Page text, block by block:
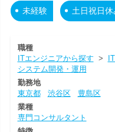
未経験 土日祝日休
職種
ITエンジニアから探す >
システム開発・運用
勤務地
東京都
渋谷区
豊島区
業種
専門コンサルタント